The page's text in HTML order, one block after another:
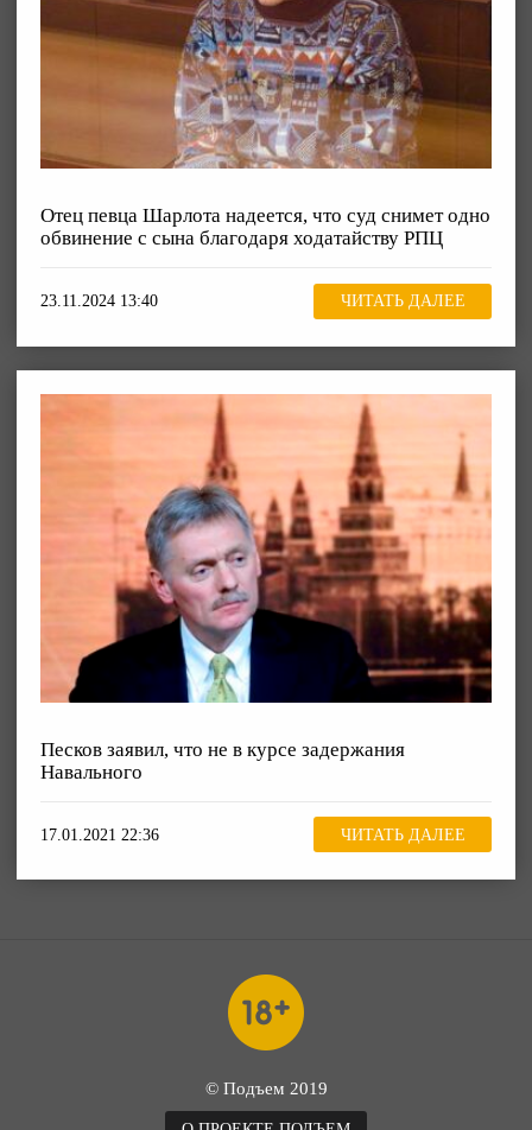
Отец певца Шарлота надеется, что суд снимет одно
обвинение с сына благодаря ходатайству РПЦ
23.11.2024 13:40 ЧИТАТЬ ДАЛЕЕ
Песков заявил, что не в курсе задержания
Навального
17.01.2021 22:36 ЧИТАТЬ ДАЛЕЕ
© Подъем 2019